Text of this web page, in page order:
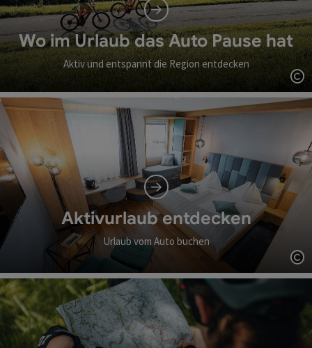
Wo im Urlaub das Auto Pause hat
Aktiv und entspannt die Region entdecken
Aktivurlaub entdecken
Urlaub vom Auto buchen